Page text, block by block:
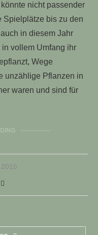
nicht passender
Spielplätze bis zu den
in diesem Jahr
vollem Umfang ihr
Wege
unzählige Pflanzen in
waren und sind für